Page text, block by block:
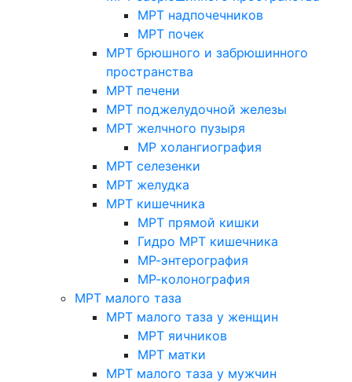
МРТ надпочечников
МРТ почек
МРТ брюшного и забрюшинного
пространства
МРТ печени
МРТ поджелудочной железы
МРТ желчного пузыря
МР холангиография
МРТ селезенки
МРТ желудка
МРТ кишечника
МРТ прямой кишки
Гидро МРТ кишечника
МР-энтерография
МР-колонография
МРТ малого таза
МРТ малого таза у женщин
МРТ яичников
МРТ матки
МРТ малого таза у мужчин